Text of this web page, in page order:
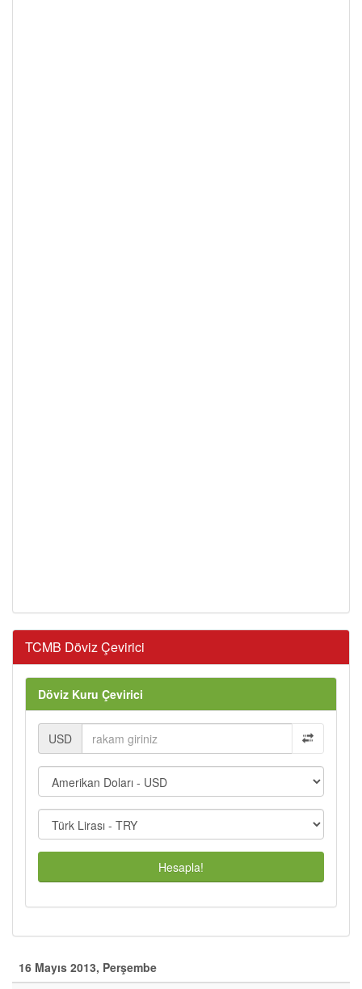
TCMB Döviz Çevirici
Döviz Kuru Çevirici
USD
Hesapla!
16 Mayıs 2013, Perşembe